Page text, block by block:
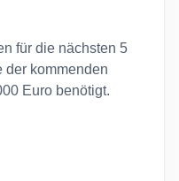
für die nächsten 5
der kommenden
Euro benötigt.